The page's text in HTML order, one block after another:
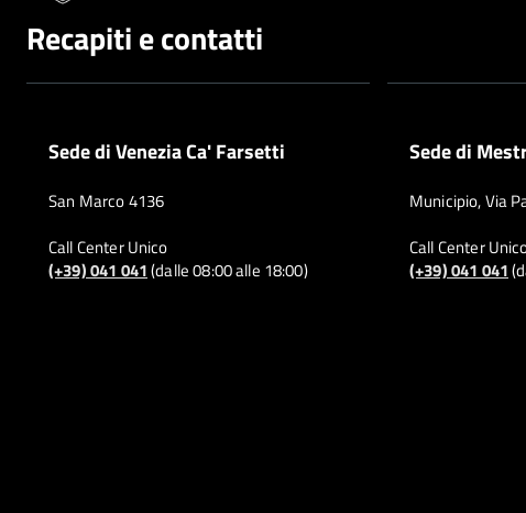
Recapiti e contatti
Sede di Venezia Ca' Farsetti
San Marco 4136
Call Center Unico
(+39) 041 041(dalle 08:00 alle 18:00)
Sede di
Municipio, Via
Call Center
(+39) 041 041